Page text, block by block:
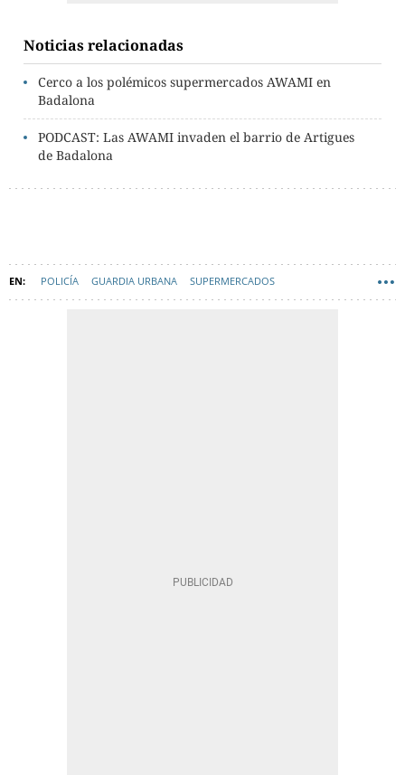
Noticias relacionadas
Cerco a los polémicos supermercados AWAMI en
Badalona
PODCAST: Las AWAMI invaden el barrio de Artigues
de Badalona
POLICÍA GUARDIA URBANA SUPERMERCADOS